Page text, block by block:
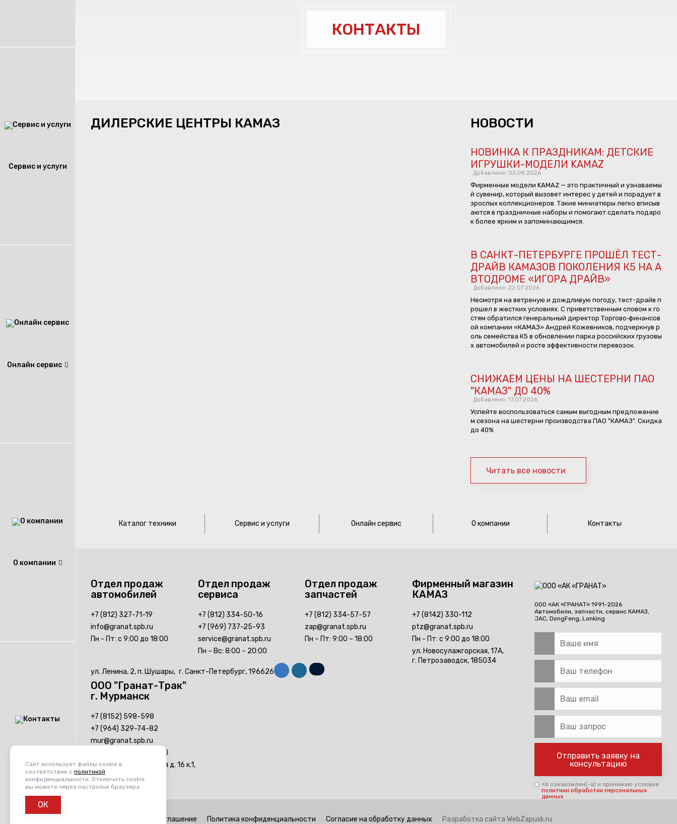
Сервис и услуги
Онлайн сервис
О компании
Контакты
КОНТАКТЫ
ДИЛЕРСКИЕ ЦЕНТРЫ КАМАЗ НОВОСТИ
НОВИНКА К ПРАЗДНИКАМ: ДЕТСКИЕ
ИГРУШКИ-МОДЕЛИ KAMAZ
Добавлено: 03.08.2026
Фирменные модели KAMAZ — это практичный и узнаваемы
й сувенир, который вызовет интерес у детей и порадует в
зрослых коллекционеров. Такие миниатюры легко вписыв
аются в праздничные наборы и помогают сделать подаро
к более ярким и запоминающимся.
В САНКТ-ПЕТЕРБУРГЕ ПРОШЁЛ ТЕСТ-
ДРАЙВ КАМАЗОВ ПОКОЛЕНИЯ К5 НА А
ВТОДРОМЕ «ИГОРА ДРАЙВ»
Добавлено: 22.07.2026
Несмотря на ветреную и дождливую погоду, тест-драйв п
рошел в жестких условиях. С приветственным словом к го
стям обратился генеральный директор Торгово‑финансов
ой компании «КАМАЗ» Андрей Кожевников, подчеркнув р
оль семейства К5 в обновлении парка российских грузовы
х автомобилей и росте эффективности перевозок.
СНИЖАЕМ ЦЕНЫ НА ШЕСТЕРНИ ПАО
"КАМАЗ" ДО 40%
Добавлено: 17.07.2026
Успейте воспользоваться самым выгодным предложение
м сезона на шестерни производства ПАО "КАМАЗ". Скидка
до 40%
Читать все новости
Каталог техники Сервис и услуги Онлайн сервис О компании Контакты
Отдел продаж
автомобилей
+7 (812) 327-71-19
info@granat.spb.ru
Пн - Пт: с 9:00 до 18:00
Отдел продаж
сервиса
+7 (812) 334-50-16
+7 (969) 737-25-93
service@granat.spb.ru
Пн – Вс: 8:00 – 20:00
Отдел продаж
запчастей
+7 (812) 334-57-57
zap@granat.spb.ru
Пн – Пт: 9:00 – 18:00
ул. Ленина, 2, п. Шушары, г. Санкт-Петербург, 196626
Фирменный магазин
КАМАЗ
+7 (8142) 330-112
ptz@granat.spb.ru
Пн - Пт: с 9:00 до 18:00
ул. Новосулажгорская, 17А,
г. Петрозаводск, 185034
ООО "Гранат-Трак"
г. Мурманск
+7 (8152) 598-598
+7 (964) 329-74-82
mur@granat.spb.ru
Пн - Пт: с 9:00 до 18:00
ул. Домостроительная д. 16 к.1,
г. Мурманск, 184034
ООО «АК «ГРАНАТ» 1991-2026
Автомобили, запчасти, сервис КАМАЗ,
JAC, DongFeng, Lonking
Отправить заявку на
консультацию
«я ознакомлен(-а) и принимаю условия
политики обработки персональных
данных
Пользовательское соглашение Политика конфиденциальности Согласие на обработку данных Разработка сайта WebZapusk.ru
Сайт использует файлы cookie в
соответствии с политикой
конфиденциальности. Отключить cookie
вы можете через настройки браузера.
ОК